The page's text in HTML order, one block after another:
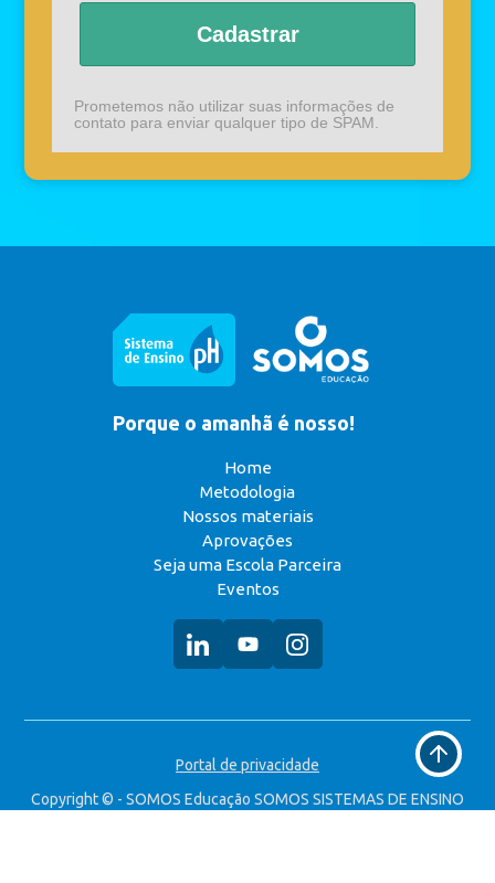
Cadastrar
Prometemos não utilizar suas informações de
contato para enviar qualquer tipo de SPAM.
Voltar
ao
topo
Porque o amanhã é nosso!
Home
Metodologia
Nossos materiais
Aprovações
Seja uma Escola Parceira
Eventos
Portal de privacidade
Copyright © - SOMOS Educação SOMOS SISTEMAS DE ENSINO